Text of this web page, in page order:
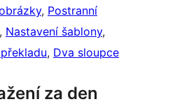
, Postranní
, Nastavení šablony
, Dva sloupce
za den